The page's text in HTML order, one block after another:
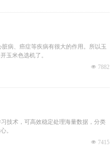
病、癌症等疾病有很大的作用。所以玉
玉米色选机了。
넶 7882
技术，可高效稳定处理海量数据，分类
。
넶 7415